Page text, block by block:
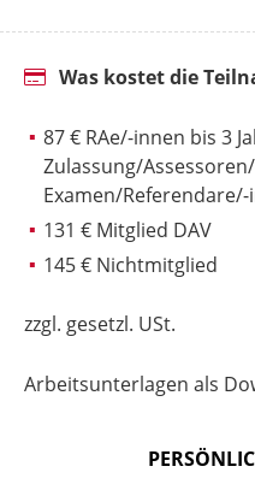
Was kostet die
87 € RAe/-innen bis 3
Zulassung/
Examen/
131 € Mitglied DAV
145 € Nichtmitglied
zzgl. gesetzl. USt.
Arbeitsunterlagen als